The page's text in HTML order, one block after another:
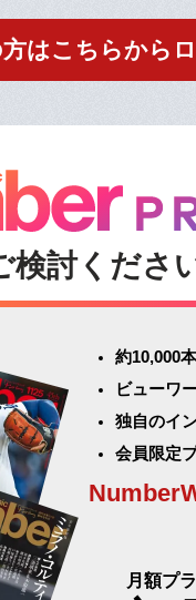
はこちらから
検討くださ
約10,000
ビューワ
独自のイ
会員限定
月額プ